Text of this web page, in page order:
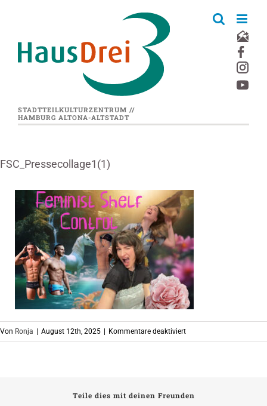
STADTTEILKULTURZENTRUM //
HAMBURG ALTONA-ALTSTADT
FSC_Pressecollage1(1)
Von Ronja August 12th, 2025 Kommentare deaktiviertfür
FSC_Pressecollage1(1)
Teile dies mit deinen Freunden